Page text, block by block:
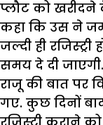
प्लौट को
कहा कि उस ने
जल्दी ही
समय दे दी जाएगी.
राजू की बात पर
गए. कुछ दिनों